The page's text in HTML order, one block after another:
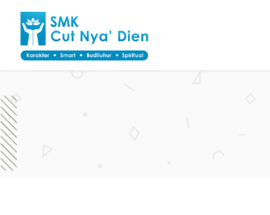
Skip
content